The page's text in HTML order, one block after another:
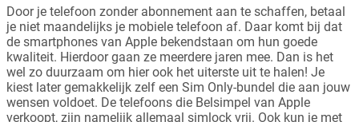
Door je telefoon zonder abonnement aan te schaffen, betaal
je niet maandelijks je mobiele telefoon af. Daar komt bij dat
de smartphones van Apple bekendstaan om hun goede
kwaliteit. Hierdoor gaan ze meerdere jaren mee. Dan is het
wel zo duurzaam om hier ook het uiterste uit te halen! Je
kiest later gemakkelijk zelf een Sim Only-bundel die aan jouw
wensen voldoet. De telefoons die Belsimpel van Apple
verkoopt, zijn namelijk allemaal simlock vrij. Ook kun je met